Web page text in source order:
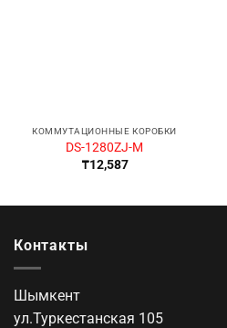
КОММУТАЦИОННЫЕ КОРОБКИ
DS-1280ZJ-M
₸12,587
Контакты
Шымкент
ул.Туркестанская 105